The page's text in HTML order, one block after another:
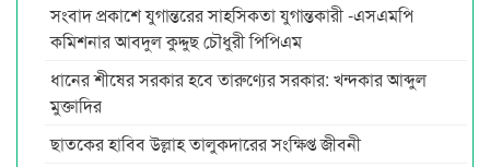
সংবাদ প্রকাশে যুগান্তরের সাহসিকতা যুগান্তকারী -এসএমপি
কমিশনার আবদুল কুদ্দুছ চৌধুরী পিপিএম
ধানের শীষের সরকার হবে তারুণ্যের সরকার: খন্দকার আব্দুল
মুক্তাদির
ছাতকের হাবিব উল্লাহ তালুকদারের সংক্ষিপ্ত জীবনী